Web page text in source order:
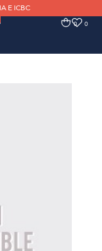
E ICBC
0 0